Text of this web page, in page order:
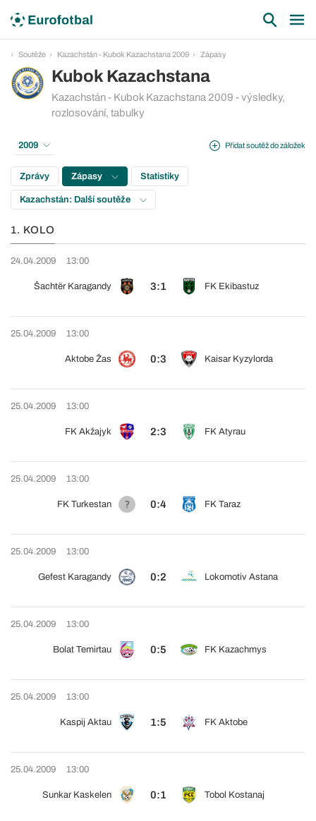
Soutěže Kazachstán - Kubok Kazachstana 2009 Zápasy
Kubok Kazachstana
Kazachstán - Kubok Kazachstana 2009 - výsledky,
rozlosování, tabulky
Přidat soutěž do záložek
2009
Zprávy Zápasy Statistiky
Kazachstán: Další soutěže
1. KOLO
24.04.2009 13:00
Šachtër Karagandy 3:1 FK Ekibastuz
25.04.2009 13:00
Aktobe Žas 0:3 Kaisar Kyzylorda
25.04.2009 13:00
FK Akžajyk 2:3 FK Atyrau
25.04.2009 13:00
FK Turkestan 0:4 FK Taraz
25.04.2009 13:00
Gefest Karagandy 0:2 Lokomotiv Astana
25.04.2009 13:00
Bolat Temirtau 0:5 FK Kazachmys
25.04.2009 13:00
Kaspij Aktau 1:5 FK Aktobe
25.04.2009 13:00
Sunkar Kaskelen 0:1 Tobol Kostanaj